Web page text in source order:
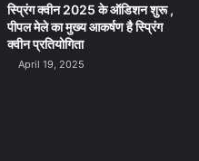
स्प्रिंग क्वीन 2025 के ऑडिशन शुरू ,
पीपल मेले का मुख्य आकर्षण है स्प्रिंग
क्वीन प्रतियोगिता
April 19, 2025